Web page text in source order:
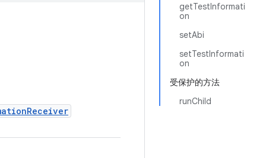
getTestInformati
on
setAbi
setTestInformati
on
受保护的方法
runChild